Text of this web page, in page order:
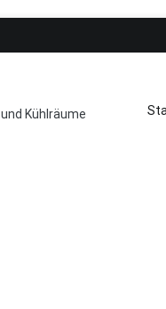
Kühlräume